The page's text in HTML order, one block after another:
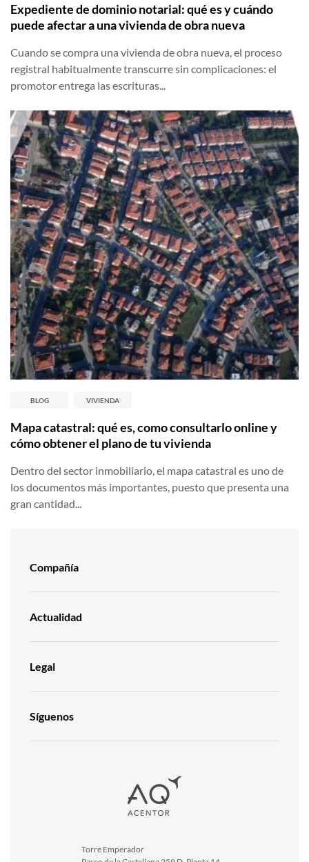
Expediente de dominio notarial: qué es y cuándo
puede afectar a una vivienda de obra nueva
Cuando se compra una vivienda de obra nueva, el proceso
registral habitualmente transcurre sin complicaciones: el
promotor entrega las escrituras...
BLOG VIVIENDA
Mapa catastral: qué es, como consultarlo online y
cómo obtener el plano de tu vivienda
Dentro del sector inmobiliario, el mapa catastral es uno de
los documentos más importantes, puesto que presenta una
gran cantidad...
Compañía
Actualidad
Legal
Síguenos
Torre Emperador